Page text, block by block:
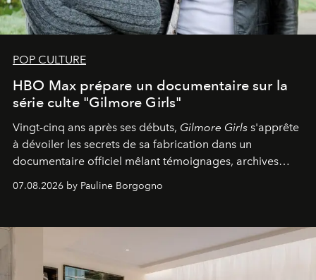
POP CULTURE
HBO Max prépare un documentaire sur la
série culte "Gilmore Girls"
Vingt-cinq ans après ses débuts, Gilmore Girls s'apprête
à dévoiler les secrets de sa fabrication dans un
documentaire officiel mêlant témoignages, archives
inédites et plongée dans les coulisses d'un phénomène
générationnel.
07.08.2026 by Pauline Borgogno